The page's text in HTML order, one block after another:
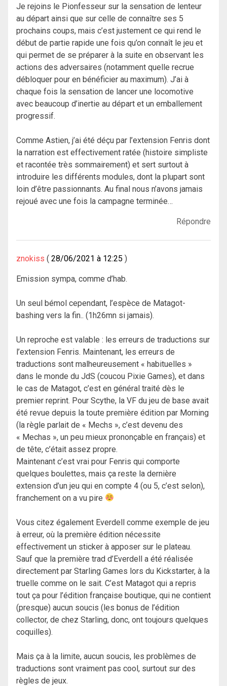
Je rejoins le Pionfesseur sur la sensation de lenteur
au départ ainsi que sur celle de connaître ses 5
prochains coups, mais c’est justement ce qui rend le
début de partie rapide une fois qu’on connaît le jeu et
qui permet de se préparer à la suite en observant les
actions des adversaires (notamment quelle recrue
débloquer pour en bénéficier au maximum). J’ai à
chaque fois la sensation de lancer une locomotive
avec beaucoup d’inertie au départ et un emballement
progressif.
Comme Astien, j’ai été déçu par l’extension Fenris dont
la narration est effectivement ratée (histoire simpliste
et racontée très sommairement) et sert surtout à
introduire les différents modules, dont la plupart sont
loin d’être passionnants. Au final nous n’avons jamais
rejoué avec une fois la campagne terminée…
Répondre
znokiss 28/06/2021 à 12:25
Emission sympa, comme d’hab.
Un seul bémol cependant, l’espèce de Matagot-
bashing vers la fin.. (1h26mn si jamais).
Un reproche est valable : les erreurs de traductions sur
l’extension Fenris. Maintenant, les erreurs de
traductions sont malheureusement « habituelles »
dans le monde du JdS (coucou Pixie Games), et dans
le cas de Matagot, c’est en général traité dès le
premier reprint. Pour Scythe, la VF du jeu de base avait
été revue depuis la toute première édition par Morning
(la règle parlait de « Mechs », c’est devenu des
« Mechas », un peu mieux prononçable en français) et
de tête, c’était assez propre.
Maintenant c’est vrai pour Fenris qui comporte
quelques boulettes, mais ça reste la dernière
extension d’un jeu qui en compte 4 (ou 5, c’est selon),
franchement on a vu pire
Vous citez également Everdell comme exemple de jeu
à erreur, où la première édition nécessite
effectivement un sticker à apposer sur le plateau.
Sauf que la première trad d’Everdell a été réalisée
directement par Starling Games lors du Kickstarter, à la
truelle comme on le sait. C’est Matagot qui a repris
tout ça pour l’édition française boutique, qui ne contient
(presque) aucun soucis (les bonus de l’édition
collector, de chez Starling, donc, ont toujours quelques
coquilles).
Mais ça à la limite, aucun soucis, les problèmes de
traductions sont vraiment pas cool, surtout sur des
règles de jeux.